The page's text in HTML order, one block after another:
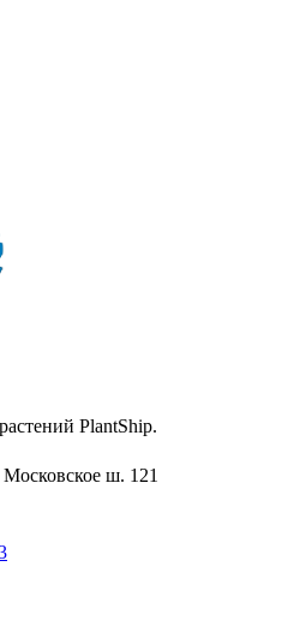
PlantShip.
ш. 121